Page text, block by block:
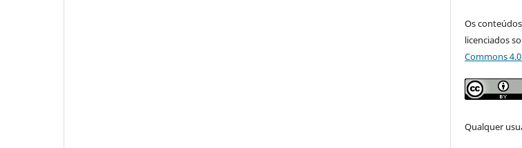
Os
licenciados
Commons
Qualquer